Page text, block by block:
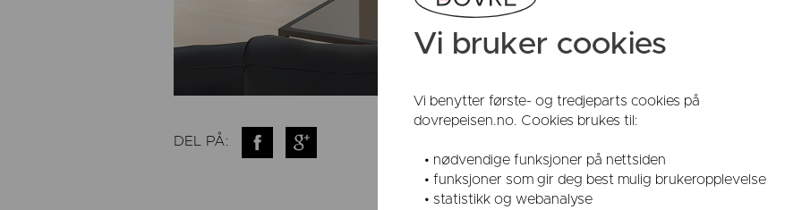
DEL PÅ:
Vi bruker cookies
Vi benytter første- og tredjeparts cookies på
dovrepeisen.no. Cookies brukes til:
• nødvendige funksjoner på nettsiden
• funksjoner som gir deg best mulig brukeropplevelse
• statistikk og webanalyse